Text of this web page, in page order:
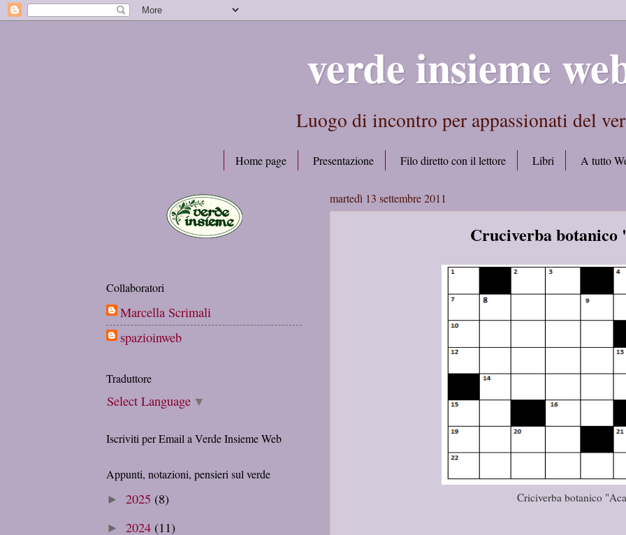
verde insieme
Luogo di incontro per appassionati del
Home page Presentazione Filo diretto con il lettore Libri A tutto
martedì 13 settembre 2011
Cruciverba botanico
Criciverba botanico
Collaboratori
Marcella Scrimali
spazioinweb
Traduttore
Select Language ▼
Iscriviti per Email a Verde Insieme Web
Appunti, notazioni, pensieri sul verde
► 2025 (8)
► 2024 (11)